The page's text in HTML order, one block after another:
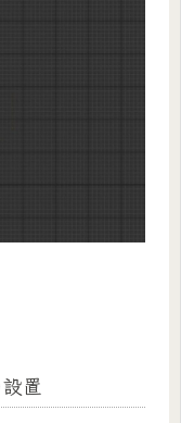
置